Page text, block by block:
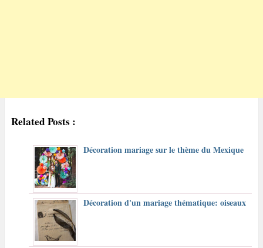
Related Posts :
Décoration mariage sur le thème du Mexique
Décoration d'un mariage thématique: oiseaux